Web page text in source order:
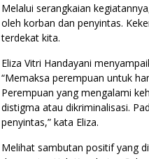
Melalui serangkaian
oleh korban dan penyintas.
terdekat kita.
Eliza Vitri Handayani
“Memaksa perempuan untuk
Perempuan yang mengalami
distigma atau dikriminalisasi.
penyintas,” kata Eliza.
Melihat sambutan positif yang